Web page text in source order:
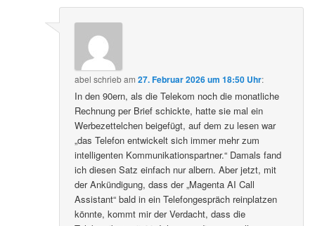
abel schriebam27. Februar 2026 um 18:50 Uhr:
In den 90ern, als die Telekom noch die monatliche
Rechnung per Brief schickte, hatte sie mal ein
Werbezettelchen beigefügt, auf dem zu lesen war
„das Telefon entwickelt sich immer mehr zum
intelligenten Kommunikationspartner.“ Damals fand
ich diesen Satz einfach nur albern. Aber jetzt, mit
der Ankündigung, dass der „Magenta AI Call
Assistant“ bald in ein Telefongespräch reinplatzen
könnte, kommt mir der Verdacht, dass die